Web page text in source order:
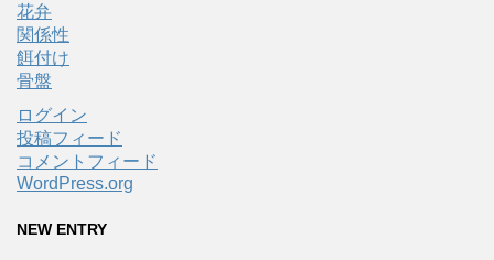
花弁
関係性
餌付け
骨盤
ログイン
投稿フィード
コメントフィード
WordPress.org
NEW ENTRY